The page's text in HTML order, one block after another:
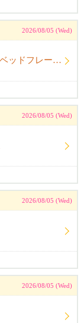
2026/08/05 (Wed)
新品未開封 シングルマットレス+ベッドフレーム+シーツ
2026/08/05 (Wed)
2026/08/05 (Wed)
2026/08/05 (Wed)